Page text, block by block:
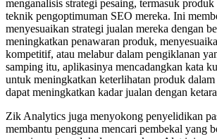
menganalisis strategi pesaing, termasuk
teknik pengoptimuman SEO mereka. Ini
menyesuaikan strategi jualan mereka dengan
meningkatkan penawaran produk,
kompetitif, atau melabur dalam pengiklanan
samping itu, aplikasinya mencadangkan kata
untuk meningkatkan keterlihatan produk
dapat meningkatkan kadar jualan dengan
Zik Analytics juga menyokong penyelidikan
membantu pengguna mencari pembekal yang